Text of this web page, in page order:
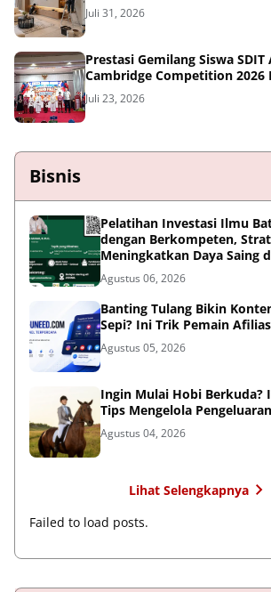
Juli 31, 2026
Prestasi Gemilang Siswa
Cambridge Competition 2026
Juli 23, 2026
Bisnis
Pelatihan Investasi Ilmu
dengan Berkompeten,
Meningkatkan Daya Saing
Persaingan Global
Agustus 06, 2026
Banting Tulang Bikin
Sepi? Ini Trik Pemain
Agustus 05, 2026
Ingin Mulai Hobi Berkuda?
Tips Mengelola
Agustus 04, 2026
Lihat Selengkapnya
Failed to load posts.